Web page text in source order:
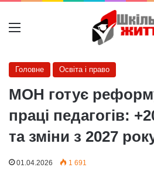
Меню
Головне Освіта і право
МОН готує
праці педагогів:
та зміни з 2027
01.04.2026 1 691